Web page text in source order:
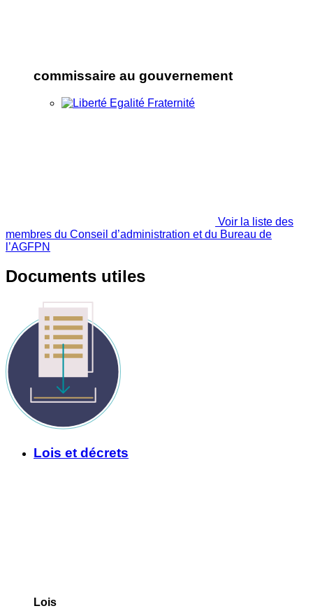
commissaire au gouvernement
Voir la liste des
membres du Conseil d’administration et du Bureau de
l’AGFPN
Documents utiles
Lois et décrets
Lois